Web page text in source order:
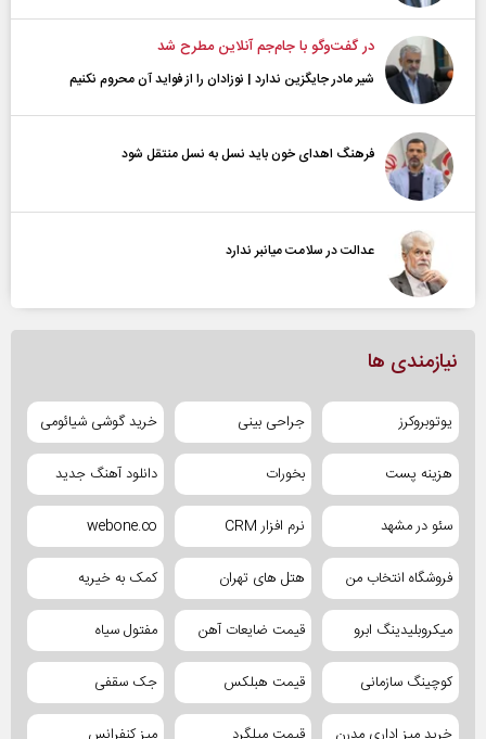
در گفت‌و‌گو با جام‌جم آنلاین مطرح شد
شیر مادر جایگزین ندارد | نوزادان را از فواید آن محروم نکنیم
فرهنگ اهدای خون باید نسل به نسل منتقل شود
عدالت در سلامت میانبر ندارد
نیازمندی ها
یوتوبروکرز جراحی بینی خرید گوشی شیائومی
هزینه پست بخورات دانلود آهنگ جدید
سئو در مشهد نرم افزار CRM webone.co
فروشگاه انتخاب من هتل های تهران کمک به خیریه
میکروبلیدینگ ابرو قیمت ضایعات آهن مفتول سیاه
کوچینگ سازمانی قیمت هبلکس جک سقفی